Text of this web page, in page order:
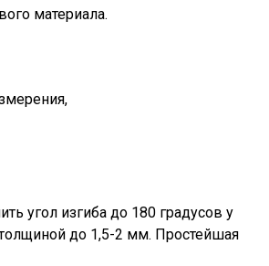
материала.
угол изгиба до 180 градусов у
до 1,5-2 мм. Простейшая